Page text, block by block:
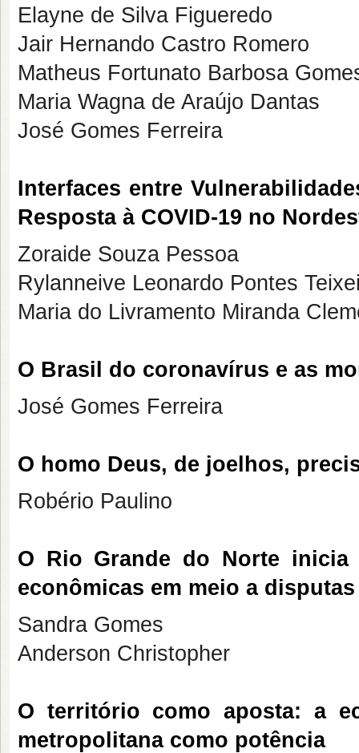
Elayne de Silva Figueredo
Jair Hernando Castro Romero
Matheus Fortunato Barbosa
Maria Wagna de Araújo Dantas
José Gomes Ferreira
Interfaces entre
Resposta à COVID-19 no
Zoraide Souza Pessoa
Rylanneive Leonardo Pontes
Maria do Livramento Miranda
O Brasil do coronavírus e as
José Gomes Ferreira
O homo Deus, de joelhos,
Robério Paulino
O Rio Grande do Norte inicia
econômicas em meio a
Sandra Gomes
Anderson Christopher
O território como aposta: a
metropolitana como potência